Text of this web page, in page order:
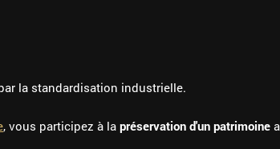
la standardisation industrielle.
, vous participez à la préservation d'un patrimoine